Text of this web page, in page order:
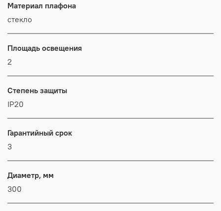
Материал плафона
стекло
Площадь освещения
2
Степень защиты
IP20
Гарантийный срок
3
Диаметр, мм
300